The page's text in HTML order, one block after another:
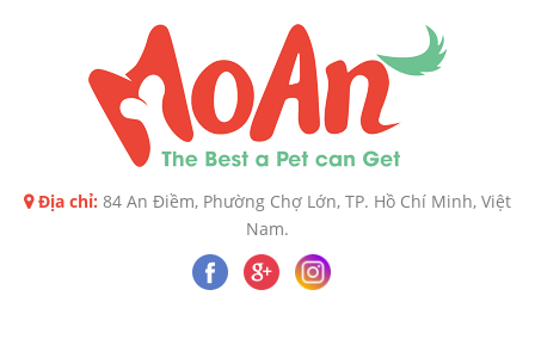
Địa chỉ: 84 An Điềm, Phường Chợ Lớn, TP. Hồ Chí Minh, Việt
Nam.